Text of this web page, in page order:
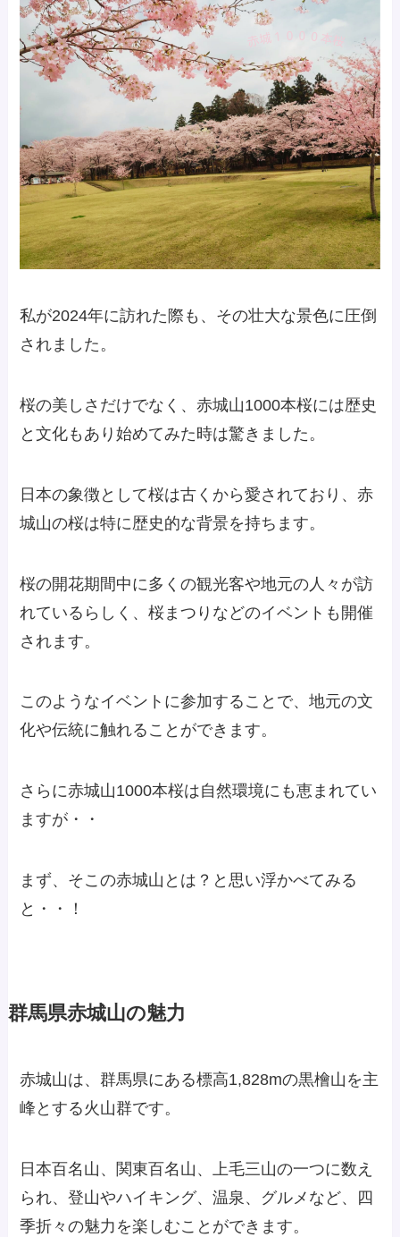
私が2024年に訪れた際も、その壮大な景色に圧倒
されました。
桜の美しさだけでなく、赤城山1000本桜には歴史
と文化もあり始めてみた時は驚きました。
日本の象徴として桜は古くから愛されており、赤
城山の桜は特に歴史的な背景を持ちます。
桜の開花期間中に多くの観光客や地元の人々が訪
れているらしく、桜まつりなどのイベントも開催
されます。
このようなイベントに参加することで、地元の文
化や伝統に触れることができます。
さらに赤城山1000本桜は自然環境にも恵まれてい
ますが・・
まず、そこの赤城山とは？と思い浮かべてみる
と・・！
群馬県赤城山の魅力
赤城山は、群馬県にある標高1,828mの黒檜山を主
峰とする火山群です。
日本百名山、関東百名山、上毛三山の一つに数え
られ、登山やハイキング、温泉、グルメなど、四
季折々の魅力を楽しむことができます。